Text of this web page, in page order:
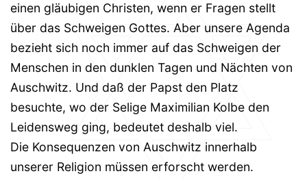
einen gläubigen Christen, wenn er Fragen stellt
über das Schweigen Gottes. Aber unsere Agenda
bezieht sich noch immer auf das Schweigen der
Menschen in den dunklen Tagen und Nächten von
Auschwitz. Und daß der Papst den Platz
besuchte, wo der Selige Maximilian Kolbe den
Leidensweg ging, bedeutet deshalb viel.
Die Konsequenzen von Auschwitz innerhalb
unserer Religion müssen erforscht werden.